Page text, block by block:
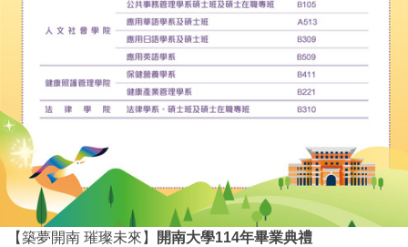
【築夢開南 璀璨未來】
開南大學114年畢業典禮